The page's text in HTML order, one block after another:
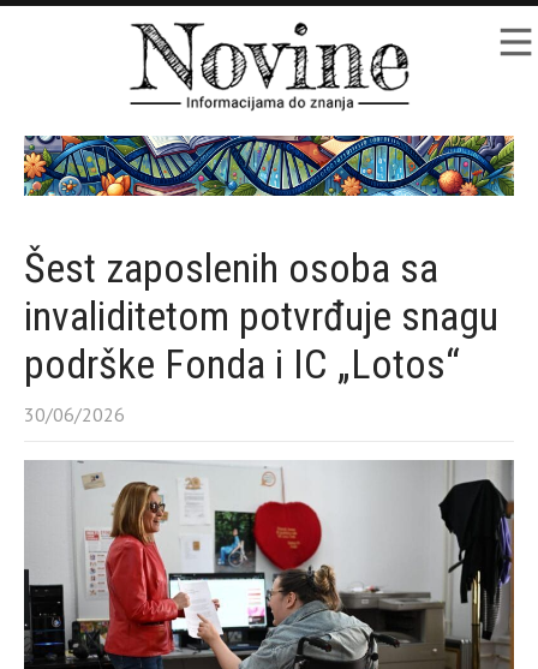
Šest zaposlenih osoba sa
invaliditetom potvrđuje snagu
podrške Fonda i IC „Lotos“
30/06/2026